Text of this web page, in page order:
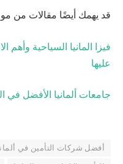
قد يهمك أيضًا مقالات من
فيزا المانيا السياحية
عليها
جامعات ألمانيا الأفضل في
أفضل شركات التأمين في